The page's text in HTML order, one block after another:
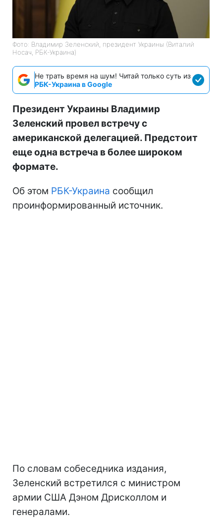
Фото: Владимир Зеленский, президент Украины (Виталий
Носач, РБК-Украина)
Не трать время на шум! Читай только суть из
РБК-Украина в Google
Президент Украины Владимир
Зеленский провел встречу с
американской делегацией. Предстоит
еще одна встреча в более широком
формате.
Об этом РБК-Украина сообщил
проинформированный источник.
По словам собеседника издания,
Зеленский встретился с министром
армии США Дэном Дрисколлом и
генералами.